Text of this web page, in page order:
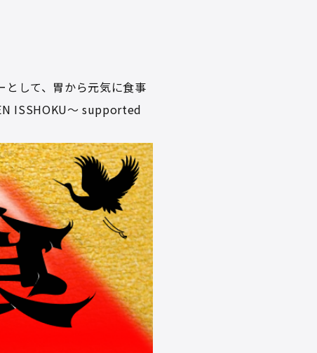
して、胃から元気に食事
ISSHOKU～ supported